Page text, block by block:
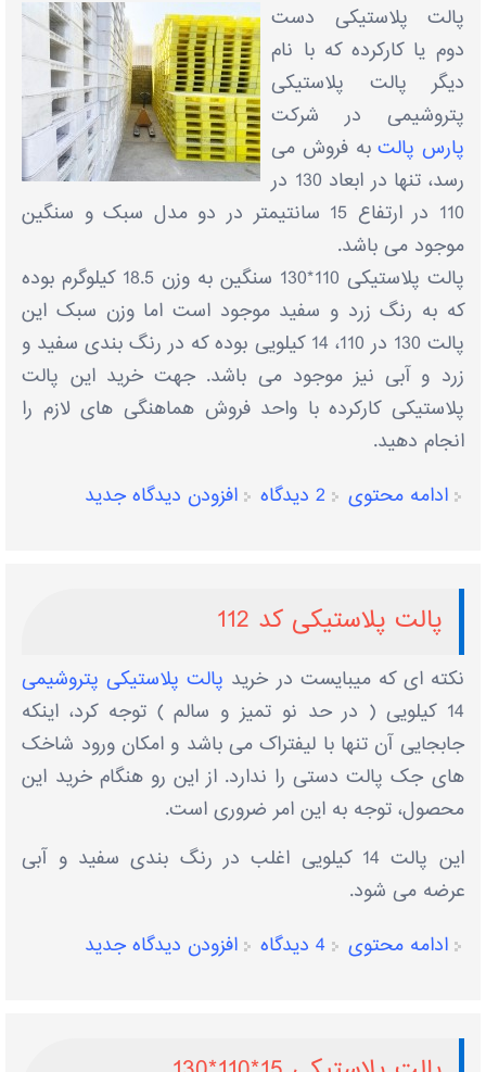
پالت پلاستیکی دست
دوم یا کارکرده که با نام
دیگر پالت پلاستیکی
پتروشیمی در شرکت
پارس پالتبه فروش می
رسد، تنها در ابعاد 130 در
110 در ارتفاع 15 سانتیمتر در دو مدل سبک و سنگین
موجود می باشد.
پالت پلاستیکی 110*130 سنگین به وزن 18.5 کیلوگرم بوده
که به رنگ زرد و سفید موجود است اما وزن سبک این
پالت 130 در 110، 14 کیلویی بوده که در رنگ بندی سفید و
زرد و آبی نیز موجود می باشد. جهت خرید این پالت
پلاستیکی کارکرده با واحد فروش هماهنگی های لازم را
انجام دهید.
ادامه محتوی
2 دیدگاه افزودن دیدگاه جدید
پالت پلاستیکی کد 112
نکته ای که میبایست در خرید پالت پلاستیکی پتروشیمی
14 کیلویی ( در حد نو تمیز و سالم ) توجه کرد، اینکه
جابجایی آن تنها با لیفتراک می باشد و امکان ورود شاخک
های جک پالت دستی را ندارد. از این رو هنگام خرید این
محصول، توجه به این امر ضروری است.
این پالت 14 کیلویی اغلب در رنگ بندی سفید و آبی
عرضه می شود.
ادامه محتوی
4 دیدگاه افزودن دیدگاه جدید